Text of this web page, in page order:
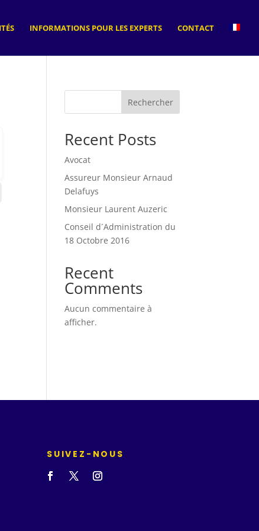
INFORMATIONS POUR LES EXPERTS CONTACT
Rechercher
Recent Posts
Avocat
Assureur Monsieur Arnaud
Delafuys
Monsieur Laurent Auzeric
Conseil d´Administration du
18 Octobre 2016
Recent
Comments
Aucun commentaire à
afficher.
SUIVEZ-NOUS